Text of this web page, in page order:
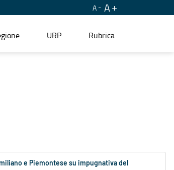
A A
URP Rubrica
e Piemontese su impugnativa del